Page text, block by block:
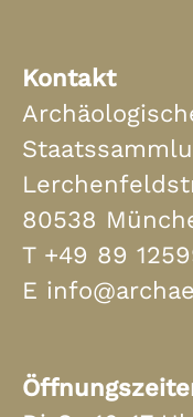
Kontakt
80538
T +49 89
E